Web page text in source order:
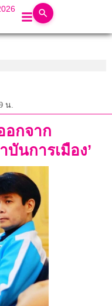
น.
อกจาก
นการเมือง’